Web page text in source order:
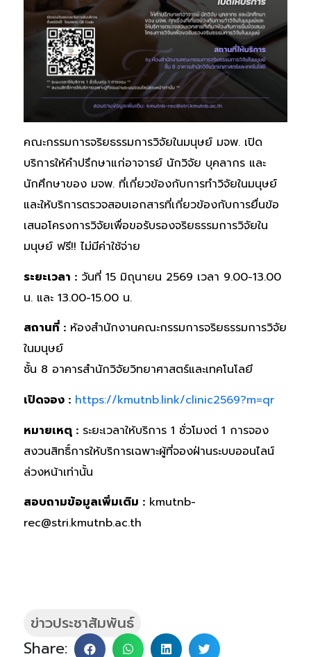
คณะกรรมการจริยธรรมการวิจัยในมนุษย์ มจพ. เปิด
บริการให้คำปรึกษาแก่อาจารย์ นักวิจัย บุคลากร และ
นักศึกษาของ มจพ. ที่เกี่ยวข้องกับการทำวิจัยในมนุษย์
และให้บริการตรวจสอบเอกสารที่เกี่ยวข้องกับการยื่นข้อ
เสนอโครงการวิจัยเพื่อขอรับรองจริยธรรมการวิจัยใน
มนุษย์ ฟรี!! ไม่มีค่าใช้จ่าย
ระยะเวลา :วันที่ 15 มิถุนายน 2569 เวลา 9.00-13.00
น. และ 13.00-15.00 น.
สถานที่ :ห้องสำนักงานคณะกรรมการจริยธรรมการวิจัย
ในมนุษย์
ชั้น 8 อาคารสำนักวิจัยวิทยาศาสตร์และเทคโนโลยี
เปิดจอง : https://kmutnb.link/clinic2569?m=qr
หมายเหตุ :ระยะเวลาให้บริการ 1 ชั่วโมงต่ 1 การจอง
สงวนสิทธิ์การให้บริการเฉพาะผู้ที่จองฝ่านระบบออนไลน์
ล่วงหน้าเท่านั้น
สอบถามข้อมูลเพิ่มเติม :kmutnb-
rec@stri.kmutnb.ac.th
ข่าวประชาสัมพันธ์